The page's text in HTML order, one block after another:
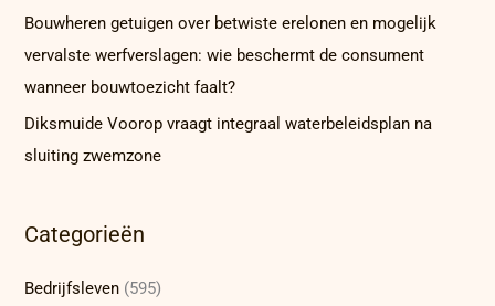
Bouwheren getuigen over betwiste erelonen en mogelijk
vervalste werfverslagen: wie beschermt de consument
wanneer bouwtoezicht faalt?
Diksmuide Voorop vraagt integraal waterbeleidsplan na
sluiting zwemzone
Categorieën
Bedrijfsleven (595)